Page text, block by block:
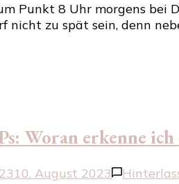
Punkt 8 Uhr morgens bei
zu spät sein, denn
Woran erkenne
10. August 2023